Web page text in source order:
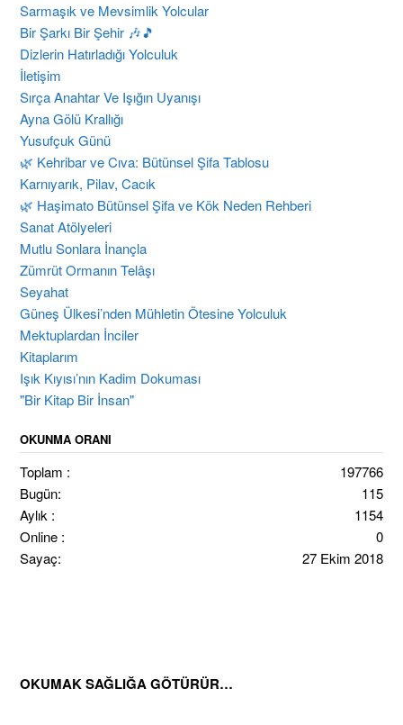
Sarmaşık ve Mevsimlik Yolcular
Bir Şarkı Bir Şehir 🎶🎵
Dizlerin Hatırladığı Yolculuk
İletişim
Sırça Anahtar Ve Işığın Uyanışı
Ayna Gölü Krallığı
Yusufçuk Günü
​🌿 Kehribar ve Cıva: Bütünsel Şifa Tablosu
Karnıyarık, Pilav, Cacık
🌿 Haşimato Bütünsel Şifa ve Kök Neden Rehberi
Sanat Atölyeleri
Mutlu Sonlara İnançla
Zümrüt Ormanın Telâşı
Seyahat
Güneş Ülkesi’nden Mühletin Ötesine Yolculuk
Mektuplardan İnciler
Kitaplarım
Işık Kıyısı’nın Kadim Dokuması
"Bir Kitap Bir İnsan"
OKUNMA ORANI
197766
Toplam :
115
Bugün:
1154
Aylık :
0
Online :
27 Ekim 2018
Sayaç:
OKUMAK SAĞLIĞA GÖTÜRÜR…